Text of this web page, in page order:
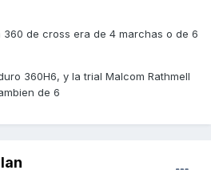
de cross era de 4 marchas o de 6
360H6, y la trial Malcom Rathmell
de 6